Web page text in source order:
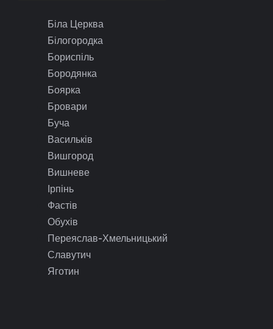
Біла Церква
Білогородка
Бориспіль
Бородянка
Боярка
Бровари
Буча
Васильків
Вишгород
Вишневе
Ірпінь
Фастів
Обухів
Переяслав-Хмельницький
Славутич
Яготин